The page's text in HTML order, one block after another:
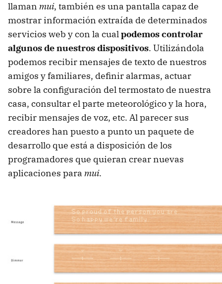
llaman mui, también es una pantalla capaz de
mostrar información extraída de determinados
servicios web y con la cualpodemos controlar
algunos de nuestros dispositivos. Utilizándola
podemos recibir mensajes de texto de nuestros
amigos y familiares, definir alarmas, actuar
sobre la configuración del termostato de nuestra
casa, consultar el parte meteorológico y la hora,
recibir mensajes de voz, etc. Al parecer sus
creadores han puesto a punto un paquete de
desarrollo que está a disposición de los
programadores que quieran crear nuevas
aplicaciones para mui.